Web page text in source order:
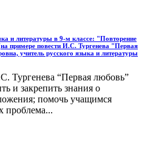
и литературы в 9-м классе: "Повторение
примере повести И.С. Тургенева "Первая
учитель русского языка и литературы
Тургенева “Первая любовь”
и закрепить знания о
помочь учащимся
проблема...